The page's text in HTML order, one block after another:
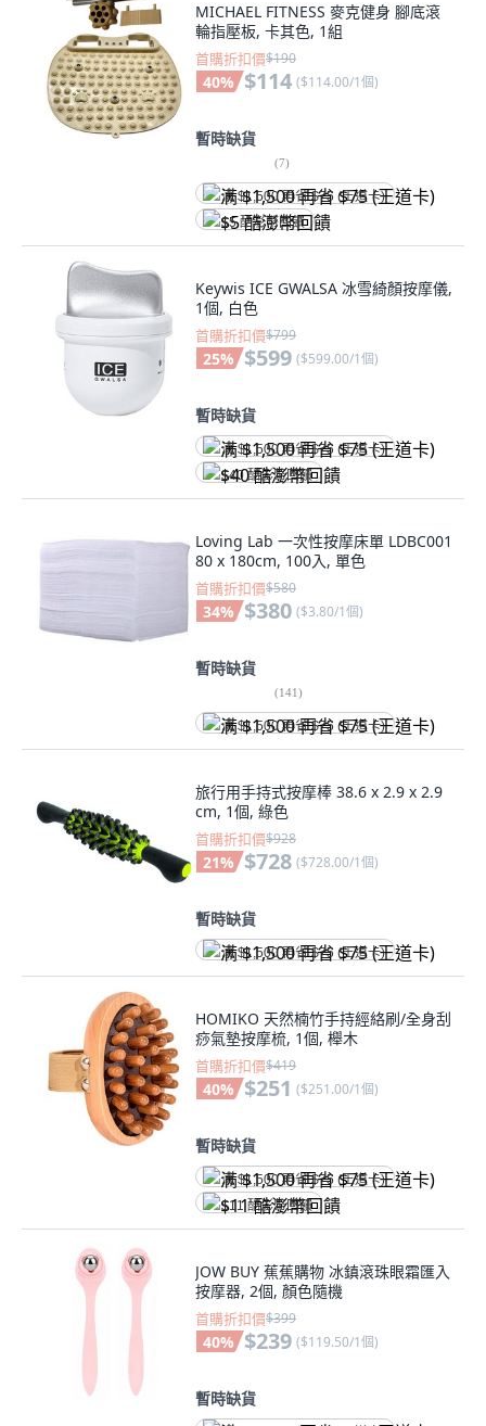
MICHAEL FITNESS 麥克健身 腳底滾
輪指壓板, 卡其色, 1組
首購折扣價$190
40% $114 ($114.00/1個)
暫時缺貨
(7)
满 $1,500 再省 $75 (王道卡)
$5 酷澎幣回饋
Keywis ICE GWALSA 冰雪綺顏按摩儀,
1個, 白色
首購折扣價$799
25% $599 ($599.00/1個)
暫時缺貨
满 $1,500 再省 $75 (王道卡)
$40 酷澎幣回饋
Loving Lab 一次性按摩床單 LDBC001
80 x 180cm, 100入, 單色
首購折扣價$580
34% $380 ($3.80/1個)
暫時缺貨
(141)
满 $1,500 再省 $75 (王道卡)
旅行用手持式按摩棒 38.6 x 2.9 x 2.9
cm, 1個, 綠色
首購折扣價$928
21% $728 ($728.00/1個)
暫時缺貨
满 $1,500 再省 $75 (王道卡)
HOMIKO 天然楠竹手持經絡刷/全身刮
痧氣墊按摩梳, 1個, 櫸木
首購折扣價$419
40% $251 ($251.00/1個)
暫時缺貨
满 $1,500 再省 $75 (王道卡)
$11 酷澎幣回饋
JOW BUY 蕉蕉購物 冰鎮滾珠眼霜匯入
按摩器, 2個, 顏色隨機
首購折扣價$399
40% $239 ($119.50/1個)
暫時缺貨